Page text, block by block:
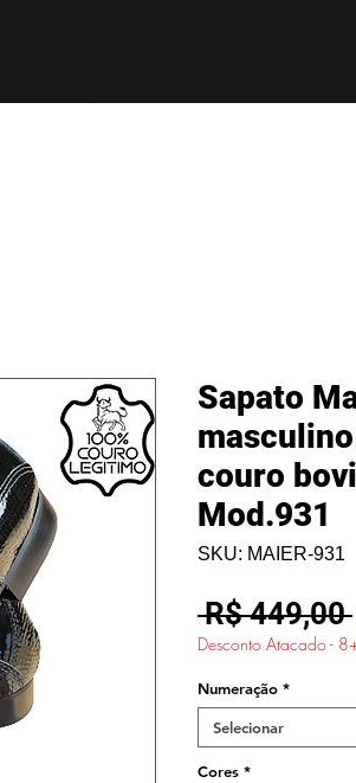
Sapato
couro
Mod.931
SKU: MAIER-931
R$ 449,00
Desconto Atacado -
Numeração *
Selecionar
Cores *